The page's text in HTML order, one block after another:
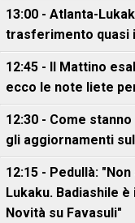
13:00 - Atlanta-
trasferimento quasi
12:45 - Il Mattino
ecco le note liete
12:30 - Come
gli aggiornamenti
12:15 - Pedullà:
Lukaku. Badiashile
Novità su Favasuli"